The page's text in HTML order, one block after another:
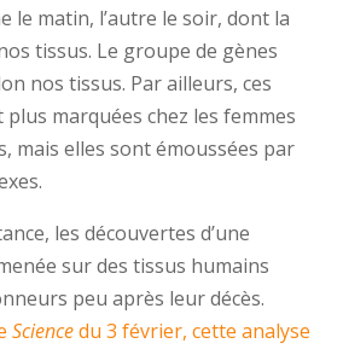
le matin, l’autre le soir, dont la
tissus. Le groupe de gènes
nos tissus. Par ailleurs, ces
marquées chez les femmes
mais elles sont émoussées par
les découvertes d’une
sur des tissus humains
peu après leur décès.
Sciencedu 3 février, cette analyse